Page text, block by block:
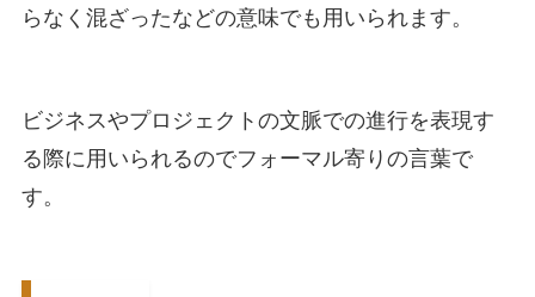
らなく混ざったなどの意味でも用いられます。
ビジネスやプロジェクトの文脈での進行を表現す
る際に用いられるのでフォーマル寄りの言葉で
す。